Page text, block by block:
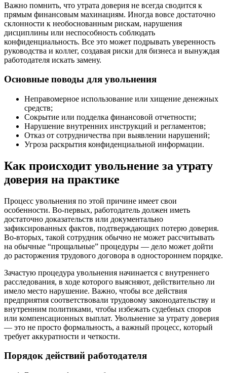
Важно помнить, что утрата доверия не всегда сводится к
прямым финансовым махинациям. Иногда вовсе достаточно
склонности к необоснованным рискам, нарушения
дисциплины или неспособность соблюдать
конфиденциальность. Все это может подрывать уверенность
руководства и коллег, создавая риски для бизнеса и вынуждая
работодателя искать замену.
Основные поводы для увольнения
Неправомерное использование или хищение денежных
средств;
Сокрытие или подделка финансовой отчетности;
Нарушение внутренних инструкций и регламентов;
Отказ от сотрудничества при выявлении нарушений;
Угроза раскрытия конфиденциальной информации.
Как происходит увольнение за утрату
доверия на практике
Процесс увольнения по этой причине имеет свои
особенности. Во-первых, работодатель должен иметь
достаточно доказательств или документально
зафиксированных фактов, подтверждающих потерю доверия.
Во-вторых, такой сотрудник обычно не может рассчитывать
на обычные “прощальные” процедуры — дело может дойти
до расторжения трудового договора в одностороннем порядке.
Зачастую процедура увольнения начинается с внутреннего
расследования, в ходе которого выясняют, действительно ли
имело место нарушение. Важно, чтобы все действия
предприятия соответствовали трудовому законодательству и
внутренним политиками, чтобы избежать судебных споров
или компенсационных выплат. Увольнение за утрату доверия
— это не просто формальность, а важный процесс, который
требует аккуратности и четкости.
Порядок действий работодателя